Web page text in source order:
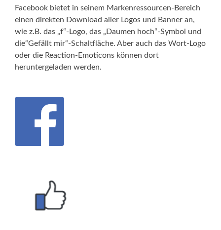
Facebook bietet in seinem Markenressourcen-Bereich
einen direkten Download aller Logos und Banner an,
wie z.B. das „f“-Logo, das „Daumen hoch“-Symbol und
die“Gefällt mir“-Schaltfläche. Aber auch das Wort-Logo
oder die Reaction-Emoticons können dort
heruntergeladen werden.